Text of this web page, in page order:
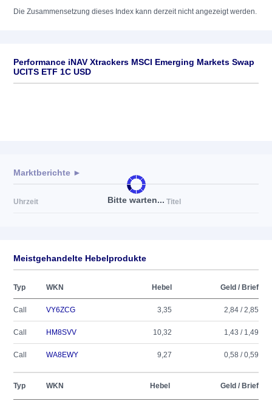
Die Zusammensetzung dieses Index kann derzeit nicht angezeigt werden.
Performance iNAV Xtrackers MSCI Emerging Markets Swap
UCITS ETF 1C USD
Bitte warten...
Marktberichte ►
Uhrzeit Titel
Meistgehandelte Hebelprodukte
Typ WKN Hebel Geld / Brief
Call VY6ZCG 3,35 2,84 / 2,85
Call HM8SVV 10,32 1,43 / 1,49
Call WA8EWY 9,27 0,58 / 0,59
Typ WKN Hebel Geld / Brief